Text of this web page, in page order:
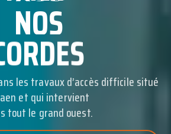
NOS
CORDES
les travaux d’accès difficile situé
et qui intervient
tout le grand ouest.